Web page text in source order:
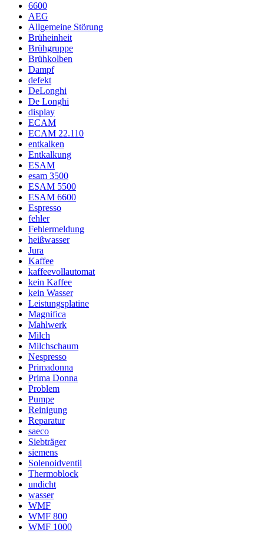
6600
AEG
Allgemeine Störung
Brüheinheit
Brühgruppe
Brühkolben
Dampf
defekt
DeLonghi
De Longhi
display
ECAM
ECAM 22.110
entkalken
Entkalkung
ESAM
esam 3500
ESAM 5500
ESAM 6600
Espresso
fehler
Fehlermeldung
heißwasser
Jura
Kaffee
kaffeevollautomat
kein Kaffee
kein Wasser
Leistungsplatine
Magnifica
Mahlwerk
Milch
Milchschaum
Nespresso
Primadonna
Prima Donna
Problem
Pumpe
Reinigung
Reparatur
saeco
Siebträger
siemens
Solenoidventil
Thermoblock
undicht
wasser
WMF
WMF 800
WMF 1000